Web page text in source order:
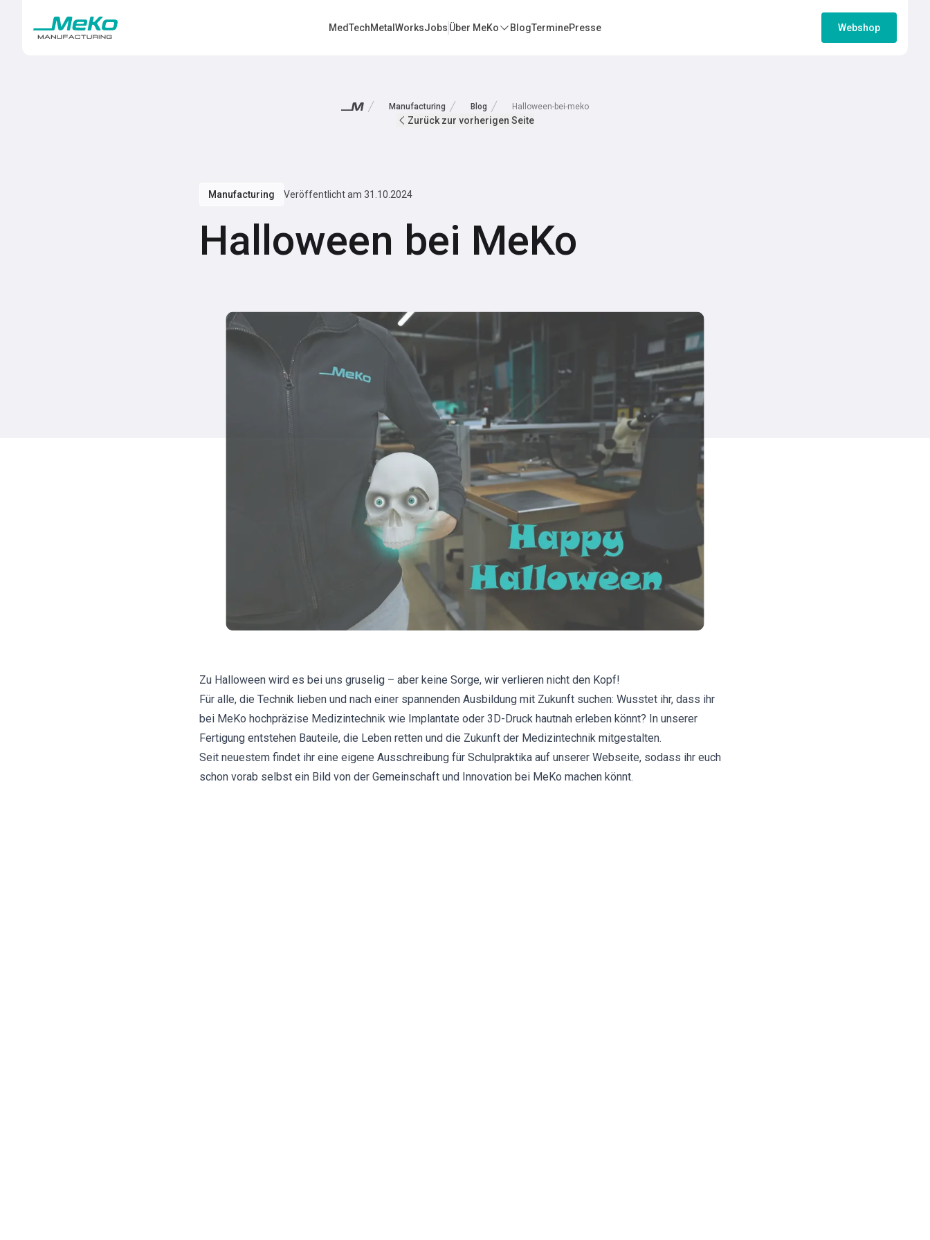
MedTechMetalWorksJobs Über MeKo BlogTerminePresse Webshop
Manufacturing Blog Halloween-bei-meko
Zurück zur vorherigen Seite
Manufacturing Veröffentlicht am 31.10.2024
Halloween bei MeKo
Zu Halloween wird es bei uns gruselig – aber keine Sorge, wir verlieren nicht den Kopf!
Für alle, die Technik lieben und nach einer spannenden Ausbildung mit Zukunft suchen: Wusstet ihr, dass ihr
bei MeKo hochpräzise Medizintechnik wie Implantate oder 3D-Druck hautnah erleben könnt? In unserer
Fertigung entstehen Bauteile, die Leben retten und die Zukunft der Medizintechnik mitgestalten.
Seit neuestem findet ihr eine eigene Ausschreibung für Schulpraktika auf unserer Webseite, sodass ihr euch
schon vorab selbst ein Bild von der Gemeinschaft und Innovation bei MeKo machen könnt.